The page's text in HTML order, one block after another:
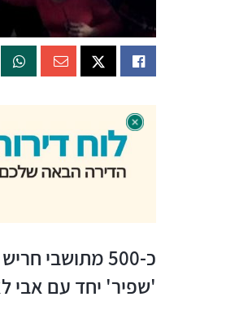
כ-500 מתושבי
'שפיר' יחד עם אבי